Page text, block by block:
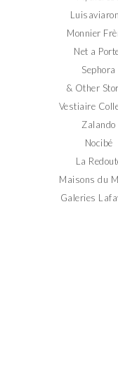
Monnier
Net a
Sephora
& Other
Vestiaire
Zalando
Nocibé
La
Maisons du
Galeries